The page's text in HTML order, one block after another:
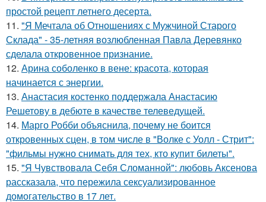
простой рецепт летнего десерта.
11. "Я Мечтала об Отношениях с Мужчиной Старого
Склада" - 35-летняя возлюбленная Павла Деревянко
сделала откровенное признание.
12. Арина соболенко в вене: красота, которая
начинается с энергии.
13. Анастасия костенко поддержала Анастасию
Решетову в дебюте в качестве телеведущей.
14. Марго Робби объяснила, почему не боится
откровенных сцен, в том числе в "Волке с Уолл - Стрит":
"фильмы нужно снимать для тех, кто купит билеты".
15. "Я Чувствовала Себя Сломанной": любовь Аксенова
рассказала, что пережила сексуализированное
домогательство в 17 лет.